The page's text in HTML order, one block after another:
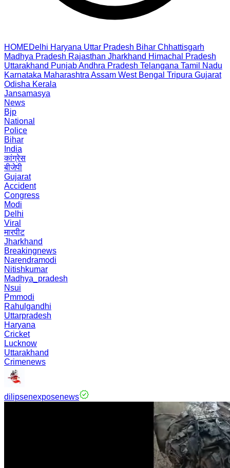
HOMEDelhi Haryana Uttar Pradesh Bihar Chhattisgarh
Madhya Pradesh Rajasthan Jharkhand Himachal Pradesh
Uttarakhand PunjabAndhra Pradesh Telangana Tamil Nadu
Karnataka Maharashtra Assam West Bengal Tripura Gujarat
Odisha Kerala
Jansamasya
News
Bjp
National
Police
Bihar
India
कांग्रेस
बीजेपी
Gujarat
Accident
Congress
Modi
Delhi
Viral
मारपीट
Jharkhand
Breakingnews
Narendramodi
Nitishkumar
Madhya_pradesh
Nsui
Pmmodi
Rahulgandhi
Uttarpradesh
Haryana
Cricket
Lucknow
Uttarakhand
Crimenews
dilipsenexposenews